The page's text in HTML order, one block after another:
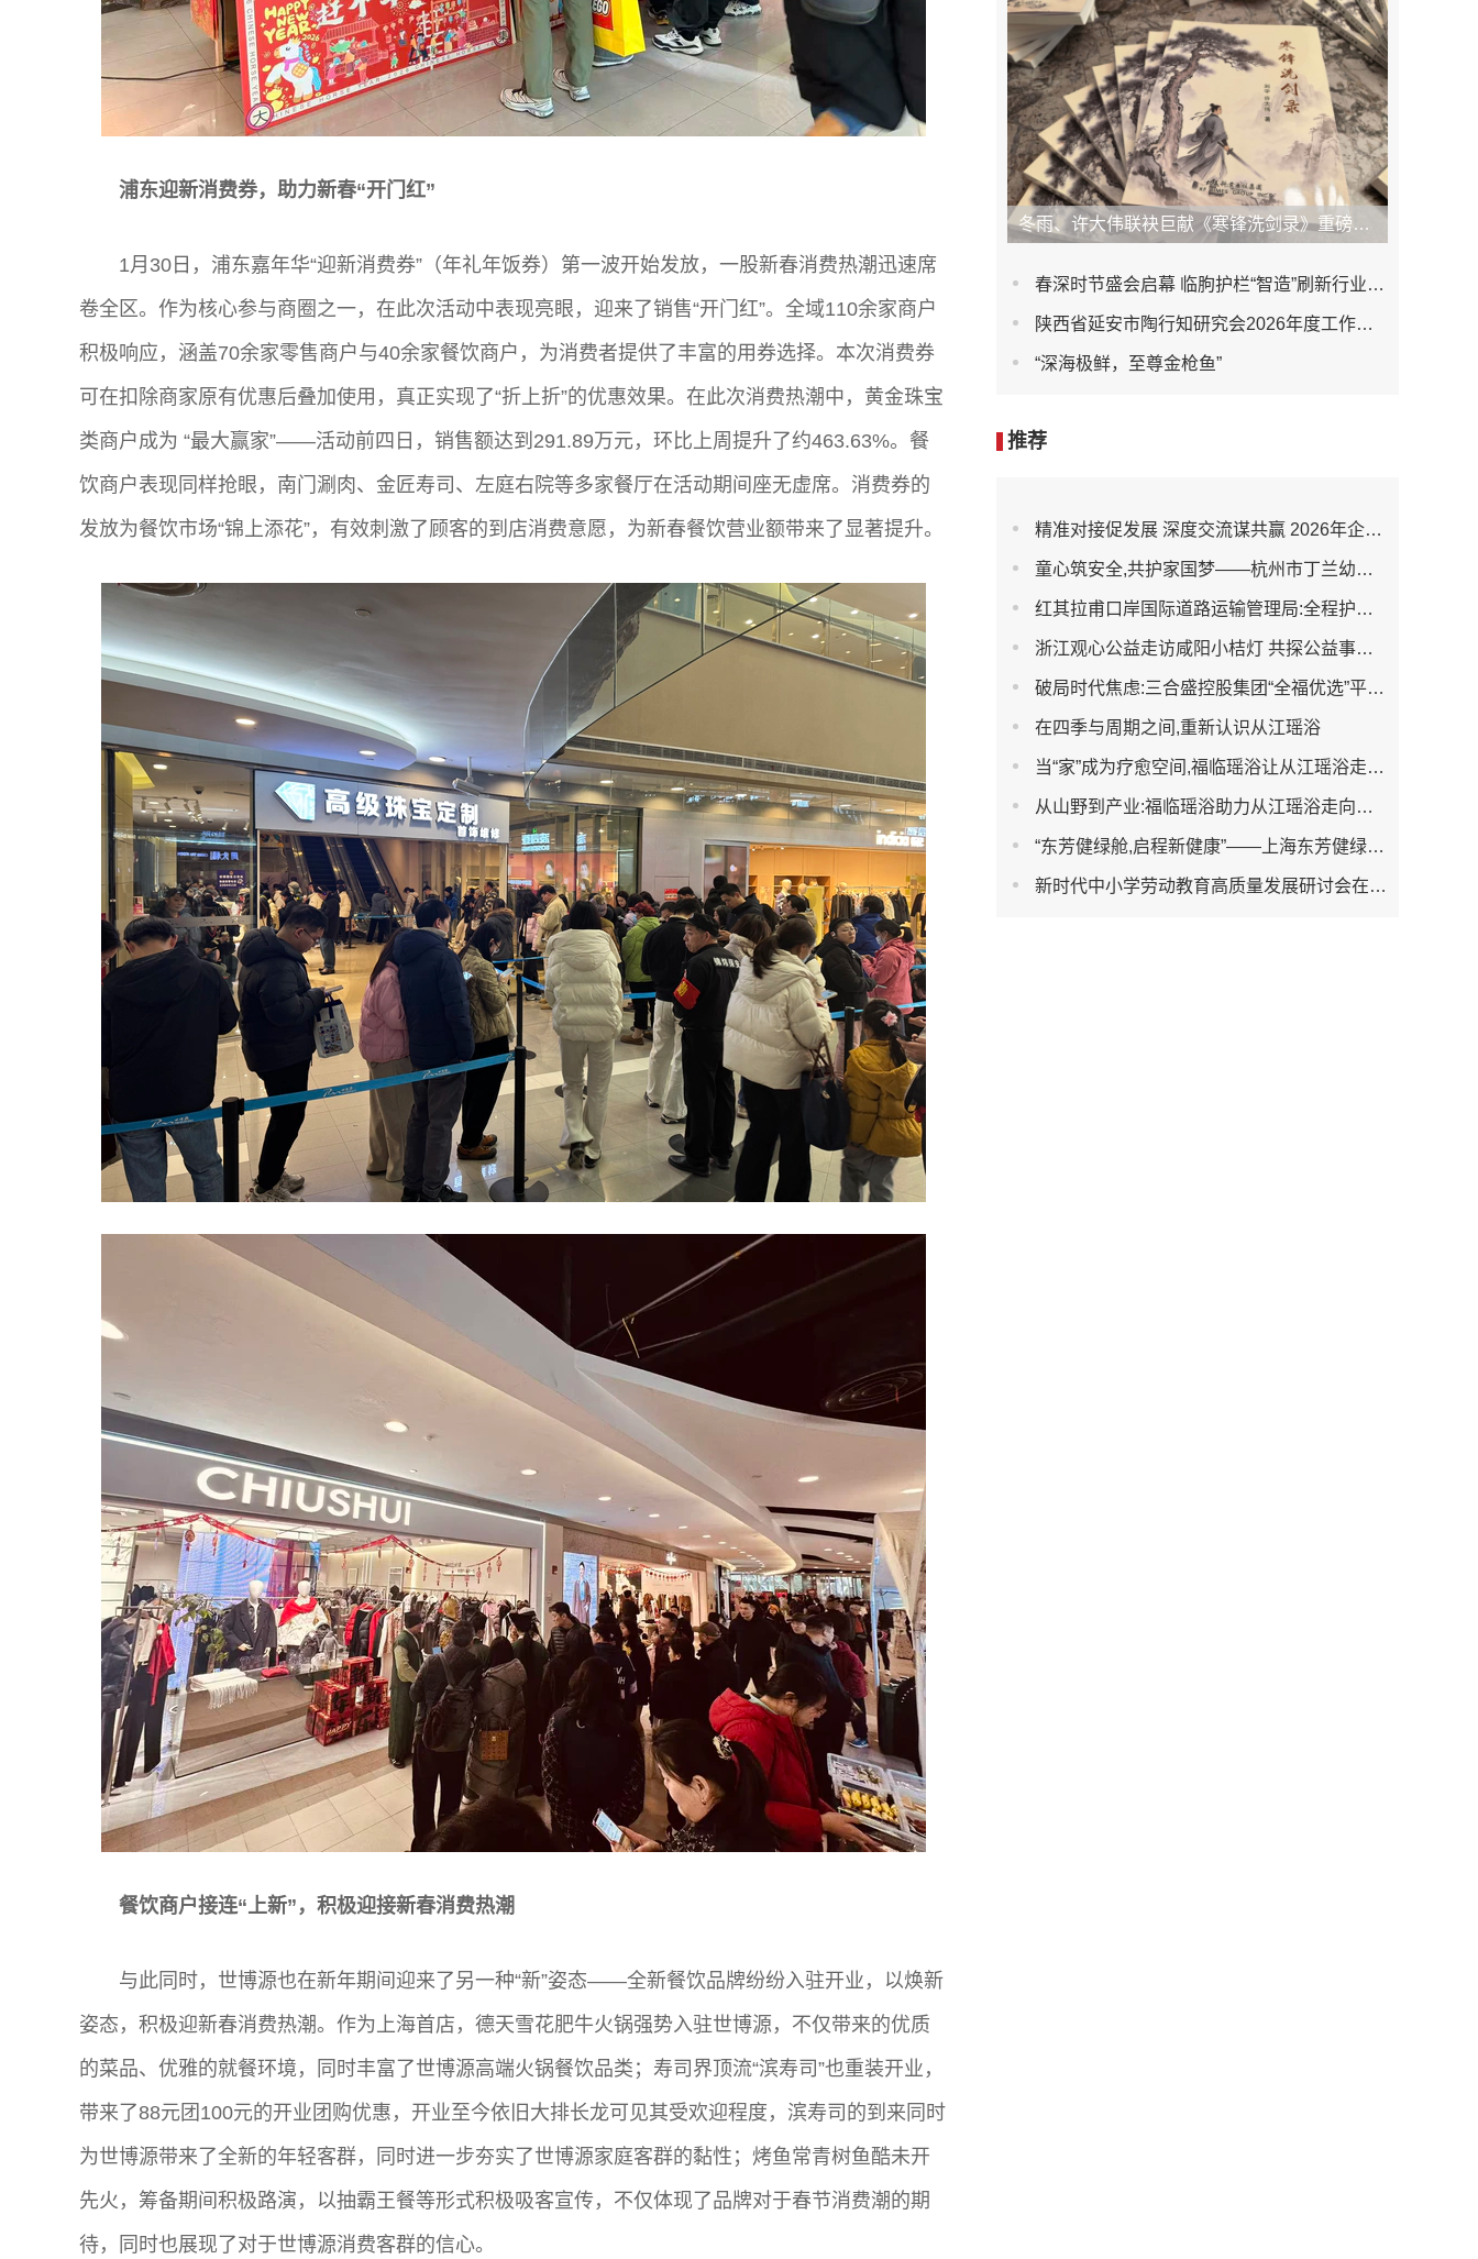
浦东迎新消费券，助力新春“开门红”
1月30日，浦东嘉年华“迎新消费券”（年礼年饭券）第一波开始发放，一股新春消费热潮迅速席
卷全区。作为核心参与商圈之一，在此次活动中表现亮眼，迎来了销售“开门红”。全域110余家商户
积极响应，涵盖70余家零售商户与40余家餐饮商户，为消费者提供了丰富的用券选择。本次消费券
可在扣除商家原有优惠后叠加使用，真正实现了“折上折”的优惠效果。在此次消费热潮中，黄金珠宝
类商户成为 “最大赢家”——活动前四日，销售额达到291.89万元，环比上周提升了约463.63%。餐
饮商户表现同样抢眼，南门涮肉、金匠寿司、左庭右院等多家餐厅在活动期间座无虚席。消费券的
发放为餐饮市场“锦上添花”，有效刺激了顾客的到店消费意愿，为新春餐饮营业额带来了显著提升。
餐饮商户接连“上新”，积极迎接新春消费热潮
与此同时，世博源也在新年期间迎来了另一种“新”姿态——全新餐饮品牌纷纷入驻开业，以焕新
姿态，积极迎新春消费热潮。作为上海首店，德天雪花肥牛火锅强势入驻世博源，不仅带来的优质
的菜品、优雅的就餐环境，同时丰富了世博源高端火锅餐饮品类；寿司界顶流“滨寿司”也重装开业，
带来了88元团100元的开业团购优惠，开业至今依旧大排长龙可见其受欢迎程度，滨寿司的到来同时
为世博源带来了全新的年轻客群，同时进一步夯实了世博源家庭客群的黏性；烤鱼常青树鱼酷未开
先火，筹备期间积极路演，以抽霸王餐等形式积极吸客宣传，不仅体现了品牌对于春节消费潮的期
待，同时也展现了对于世博源消费客群的信心。
冬雨、许大伟联袂巨献《寒锋洗剑录》重磅上市！未发先火引业界瞩目，丹心侠骨再掀武侠热潮
春深时节盛会启幕 临朐护栏“智造”刷新行业新高度
陕西省延安市陶行知研究会2026年度工作会议召开
“深海极鲜，至尊金枪鱼”
推荐
精准对接促发展 深度交流谋共赢 2026年企业投融资交流活动第二期圆满举行
童心筑安全,共护家国梦——杭州市丁兰幼儿园全民国家安全教育日宣传活动
红其拉甫口岸国际道路运输管理局:全程护航大件设备出境 筑牢跨境运输安全防线
浙江观心公益走访咸阳小桔灯 共探公益事业可持续发展新路径
破局时代焦虑:三合盛控股集团“全福优选”平台正式启航
在四季与周期之间,重新认识从江瑶浴
当“家”成为疗愈空间,福临瑶浴让从江瑶浴走进日常生活
从山野到产业:福临瑶浴助力从江瑶浴走向共赢之路
“东芳健绿舱,启程新健康”——上海东芳健绿AI智能养身舱品牌发布会圆满成功
新时代中小学劳动教育高质量发展研讨会在杭州濮家小学教育集团笕新校区举办